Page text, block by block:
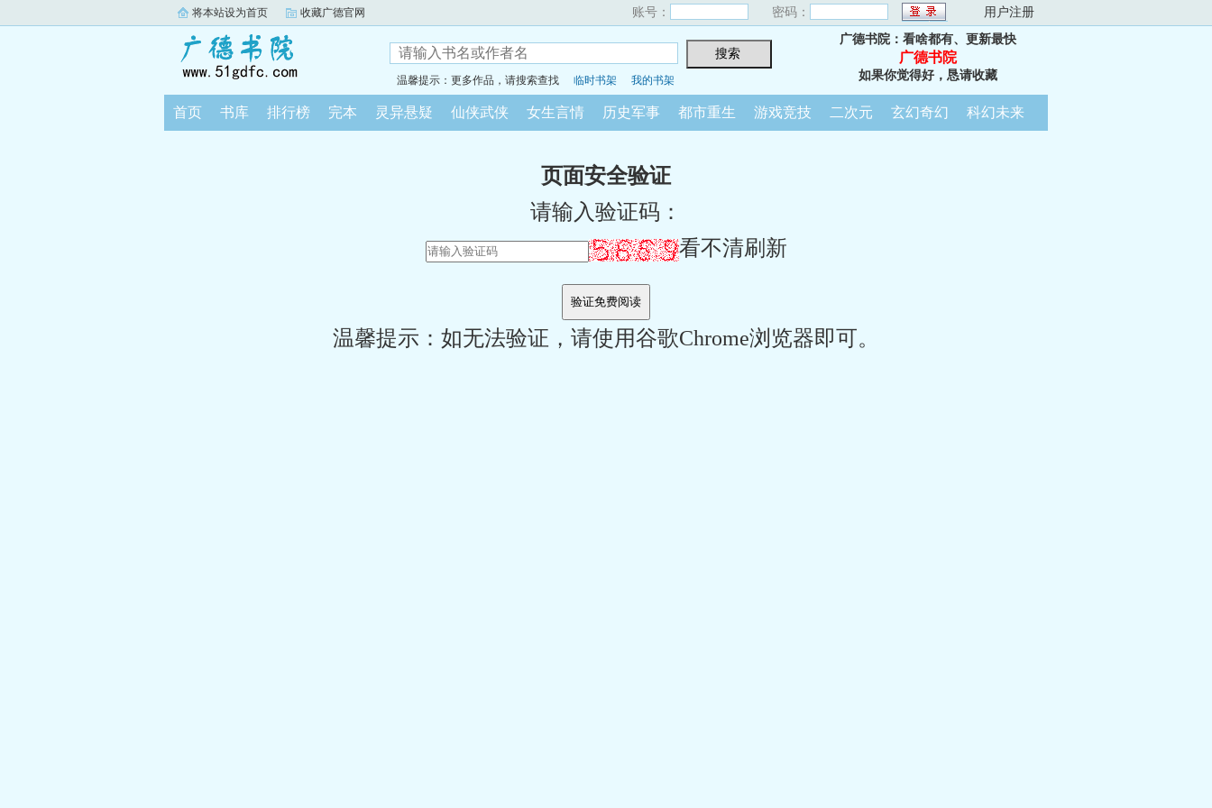
将本站设为首页 收藏广德官网 账号： 密码： 用户注册
温馨提示：更多作品，请搜索查找 临时书架 我的书架
广德书院：看啥都有、更新最快
广德书院
如果你觉得好，恳请收藏
首页 书库 排行榜 完本 灵异悬疑 仙侠武侠 女生言情 历史军事 都市重生 游戏竞技 二次元 玄幻奇幻 科幻未来
页面安全验证
请输入验证码：
看不清刷新
温馨提示：如无法验证，请使用谷歌Chrome浏览器即可。